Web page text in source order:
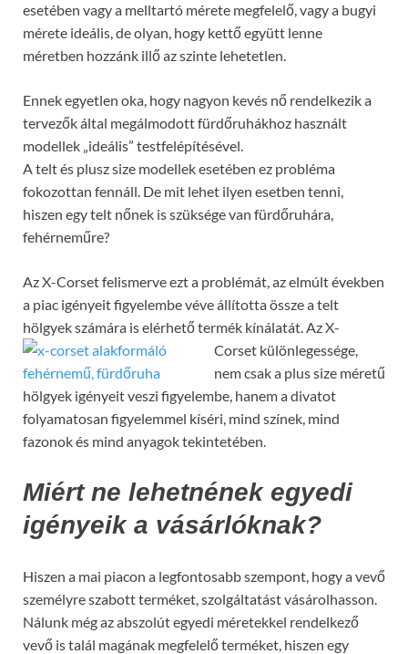
esetében vagy a melltartó mérete megfelelő, vagy a bugyi
mérete ideális, de olyan, hogy kettő együtt lenne
méretben hozzánk illő az szinte lehetetlen.
Ennek egyetlen oka, hogy nagyon kevés nő rendelkezik a
tervezők által megálmodott fürdőruhákhoz használt
modellek „ideális” testfelépítésével.
A telt és plusz size modellek esetében ez probléma
fokozottan fennáll. De mit lehet ilyen esetben tenni,
hiszen egy telt nőnek is szüksége van fürdőruhára,
fehérneműre?
Az X-Corset felismerve ezt a problémát, az elmúlt években
a piac igényeit figyelembe véve állította össze a telt
hölgyek számára is elérhető termék kínálatát. Az X-
Corset különlegessége,
nem csak a plus size méretű
hölgyek igényeit veszi figyelembe, hanem a divatot
folyamatosan figyelemmel kíséri, mind színek, mind
fazonok és mind anyagok tekintetében.
Miért ne lehetnének egyedi
igényeik a vásárlóknak?
Hiszen a mai piacon a legfontosabb szempont, hogy a vevő
személyre szabott terméket, szolgáltatást vásárolhasson.
Nálunk még az abszolút egyedi méretekkel rendelkező
vevő is talál magának megfelelő terméket, hiszen egy